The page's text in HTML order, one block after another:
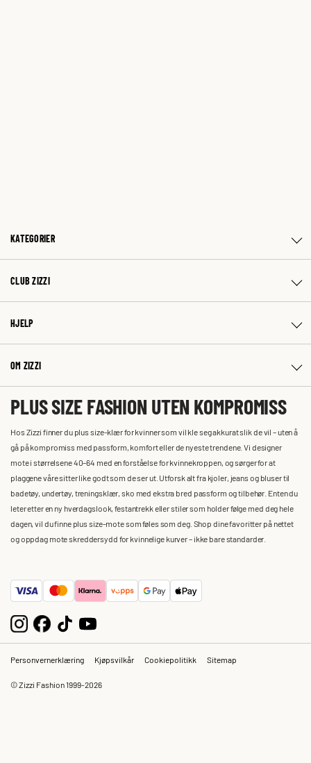
KATEGORIER
CLUB ZIZZI
HJELP
OM ZIZZI
PLUS SIZE FASHION UTEN KOMPROMISS
Hos Zizzi finner du plus size-klær for kvinner som vil kle seg akkurat slik de vil – uten å
gå på kompromiss med passform, komfort eller de nyeste trendene. Vi designer
mote i størrelsene 40–64 med en forståelse for kvinnekroppen, og sørger for at
plaggene våre sitter like godt som de ser ut. Utforsk alt fra kjoler, jeans og bluser til
badetøy, undertøy, treningsklær, sko med ekstra bred passform og tilbehør. Enten du
leter etter en ny hverdagslook, festantrekk eller stiler som holder følge med deg hele
dagen, vil du finne plus size-mote som føles som deg. Shop dine favoritter på nettet
og oppdag mote skreddersydd for kvinnelige kurver – ikke bare standarder.
Personvernerklæring Kjøpsvilkår Cookiepolitikk Sitemap
© Zizzi Fashion 1999-2026